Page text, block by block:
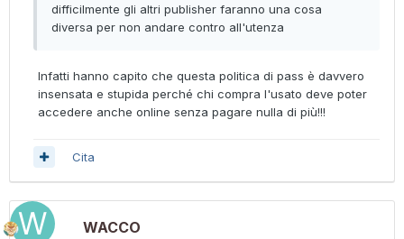
difficilmente gli altri publisher faranno una cosa
diversa per non andare contro all'utenza
Infatti hanno capito che questa politica di pass è davvero
insensata e stupida perché chi compra l'usato deve poter
accedere anche online senza pagare nulla di più!!!
Cita
WACCO